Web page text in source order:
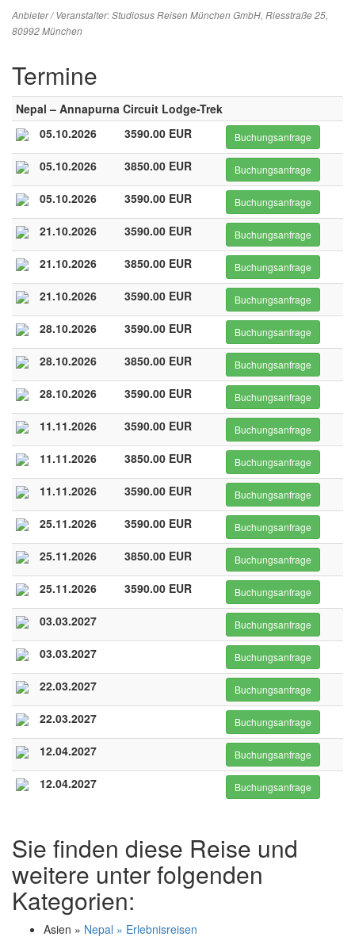
Anbieter / Veranstalter:Studiosus Reisen München GmbH, Riesstraße 25,
80992 München
Termine
Nepal – Annapurna Circuit Lodge-Trek
05.10.2026
3590.00 EUR Buchungsanfrage
05.10.2026 3850.00 EUR Buchungsanfrage
05.10.2026 3590.00 EUR Buchungsanfrage
21.10.2026 3590.00 EUR Buchungsanfrage
21.10.2026 3850.00 EUR Buchungsanfrage
21.10.2026 3590.00 EUR Buchungsanfrage
28.10.2026 3590.00 EUR Buchungsanfrage
28.10.2026 3850.00 EUR Buchungsanfrage
28.10.2026 3590.00 EUR Buchungsanfrage
11.11.2026 3590.00 EUR Buchungsanfrage
11.11.2026 3850.00 EUR Buchungsanfrage
11.11.2026 3590.00 EUR Buchungsanfrage
25.11.2026 3590.00 EUR Buchungsanfrage
25.11.2026 3850.00 EUR Buchungsanfrage
25.11.2026 3590.00 EUR Buchungsanfrage
03.03.2027 Buchungsanfrage
03.03.2027 Buchungsanfrage
22.03.2027 Buchungsanfrage
22.03.2027 Buchungsanfrage
12.04.2027 Buchungsanfrage
12.04.2027 Buchungsanfrage
Sie finden diese Reise und
weitere unter folgenden
Kategorien:
Asien » Nepal » Erlebnisreisen